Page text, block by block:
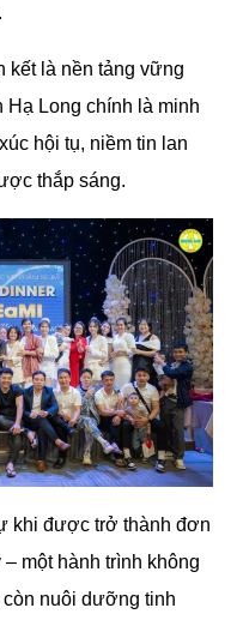
kết là nền tảng vững
Long chính là minh
hội tụ, niềm tin lan
thắp sáng.
khi được trở thành đơn
một hành trình không
nuôi dưỡng tinh